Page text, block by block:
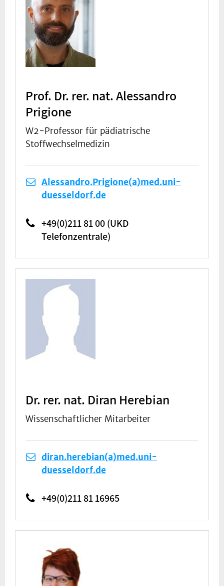
Prof. Dr. rer. nat. Alessandro
Prigione
W2-Professor für pädiatrische
Stoffwechselmedizin
Alessandro.Prigione(a)med.uni-
duesseldorf.de
+49(0)211 81 00 (UKD
Telefonzentrale)
Dr. rer. nat. Diran Herebian
Wissenschaftlicher Mitarbeiter
diran.herebian(a)med.uni-
duesseldorf.de
+49(0)211 81 16965